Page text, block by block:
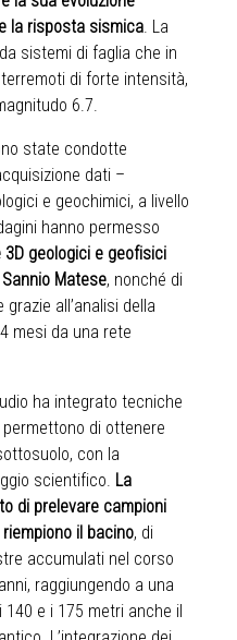
la risposta sismica . La
sistemi di faglia che in
di forte intensità,
6.7.
state condotte
dati –
e geochimici, a livello
hanno permesso
3D geologici e geofisici
Matese, nonché di
all’analisi della
mesi da una rete
ha integrato tecniche
di ottenere
con la
scientifico. La
di prelevare campioni
il bacino, di
accumulati nel corso
raggiungendo a una
e i 175 metri anche il